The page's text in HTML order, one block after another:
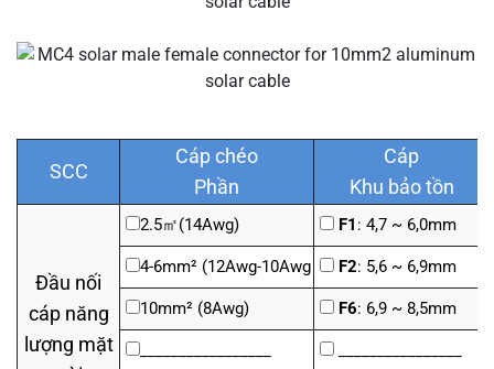
SCC
Cáp chéo
Phần
Cáp
Khu bảo tồn
Đầu nối
cáp năng
lượng mặt
2.5㎡(14Awg) F1 : 4,7 ~ 6,0mm
4-6mm² (12Awg-10Awg F2: 5,6 ~ 6,9mm
10mm² (8Awg) F6: 6,9 ~ 8,5mm